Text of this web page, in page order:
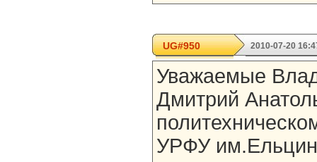
UG#950 2010-07-20
Уважаемые
Дмитрий
УРФУ